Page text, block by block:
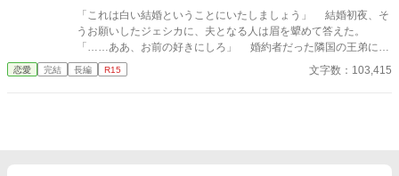
父から、マルクス伯爵家の事業全般を丸投げされようとも、私
は、貴方さえいてくれれば、それで幸せだったのにーーー。
「《ルエル》お姉様、ごめんなさぁい。私、カイン様との子供を
授かったんです」 「すまない、ルエル。君の事は愛しているん
だ……でも、僕はマルクス伯爵家の跡取りとして、どうしても世
「これは白い結婚ということにいたしましょう」 結婚初夜、そ
うお願いしたジェシカに、夫となる人は眉を顰めて答えた。
「……ああ、お前の好きにしろ」 婚約者だった隣国の王弟に別
れを切り出され嫁ぎ先を失った公爵令嬢ジェシカ・スタンナード
は、幼馴染でありながら、たいへん仲の悪かった皇太子ヒューパ
恋愛 完結 長編 R15 文字数：103,415